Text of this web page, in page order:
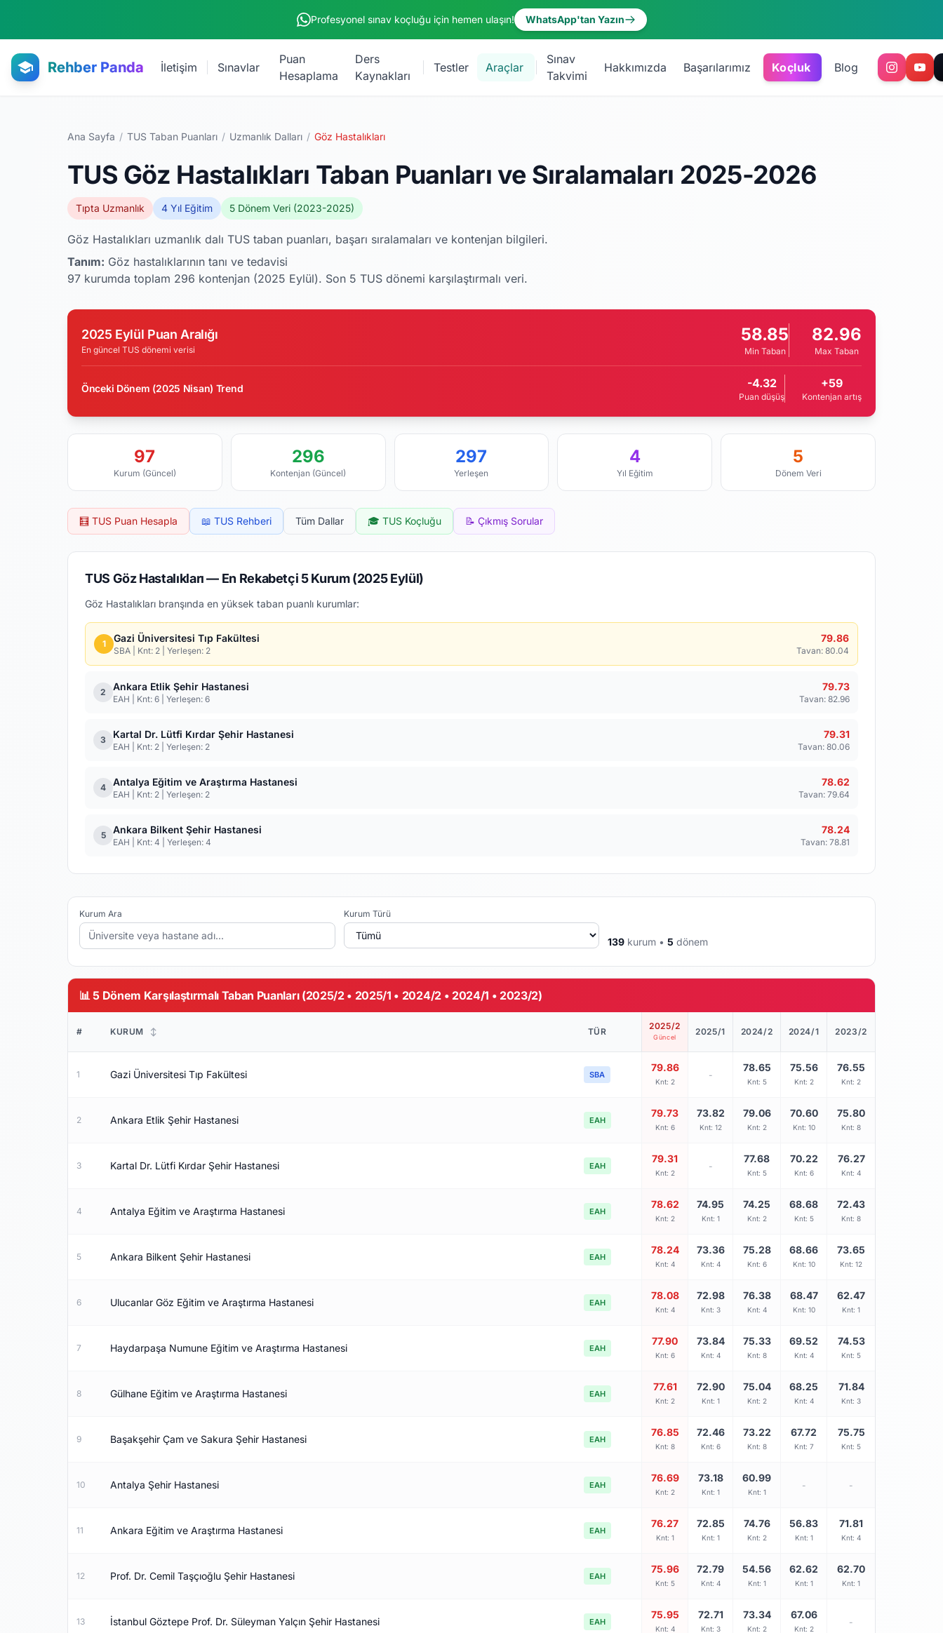
Profesyonel sınav koçluğu için hemen ulaşın! WhatsApp'tan Yazın
Rehber Panda İletişim Sınavlar
Puan
Hesaplama
Ders
Kaynakları
Testler Araçlar
Sınav
Takvimi
Hakkımızda Başarılarımız Koçluk Blog
Ana Sayfa / TUS Taban Puanları / Uzmanlık Dalları / Göz Hastalıkları
TUS Göz Hastalıkları Taban Puanları ve Sıralamaları 2025-2026
Tıpta Uzmanlık 4 Yıl Eğitim 5 Dönem Veri (2023-2025)
Göz Hastalıkları uzmanlık dalı TUS taban puanları, başarı sıralamaları ve kontenjan bilgileri.
Tanım: Göz hastalıklarının tanı ve tedavisi
97 kurumda toplam 296 kontenjan (2025 Eylül). Son 5 TUS dönemi karşılaştırmalı veri.
2025 Eylül Puan Aralığı
En güncel TUS dönemi verisi
58.85
Min Taban
82.96
Max Taban
Önceki Dönem (2025 Nisan) Trend -4.32
Puan düşüş
+59
Kontenjan artış
97
Kurum (Güncel)
296
Kontenjan (Güncel)
297
Yerleşen
4
Yıl Eğitim
5
Dönem Veri
🧮 TUS Puan Hesapla 📖 TUS Rehberi Tüm Dallar 🎓 TUS Koçluğu 📝 Çıkmış Sorular
TUS Göz Hastalıkları — En Rekabetçi 5 Kurum (2025 Eylül)
Göz Hastalıkları branşında en yüksek taban puanlı kurumlar:
1 Gazi Üniversitesi Tıp Fakültesi
SBA | Knt: 2 | Yerleşen: 2
79.86
Tavan: 80.04
2 Ankara Etlik Şehir Hastanesi
EAH | Knt: 6 | Yerleşen: 6
79.73
Tavan: 82.96
3 Kartal Dr. Lütfi Kırdar Şehir Hastanesi
EAH | Knt: 2 | Yerleşen: 2
79.31
Tavan: 80.06
4 Antalya Eğitim ve Araştırma Hastanesi
EAH | Knt: 2 | Yerleşen: 2
78.62
Tavan: 79.64
5 Ankara Bilkent Şehir Hastanesi
EAH | Knt: 4 | Yerleşen: 4
78.24
Tavan: 78.81
Kurum Ara Kurum Türü
139 kurum •5 dönem
📊 5 Dönem Karşılaştırmalı Taban Puanları (2025/2 • 2025/1 • 2024/2 • 2024/1 • 2023/2)
# KURUM ↕ TÜR
2025/2
Güncel
2025/1 2024/2 2024/1 2023/2
1 Gazi Üniversitesi Tıp Fakültesi SBA
79.86
Knt: 2
-
78.65
Knt: 5
75.56
Knt: 2
76.55
Knt: 2
2 Ankara Etlik Şehir Hastanesi EAH
79.73
Knt: 6
73.82
Knt: 12
79.06
Knt: 2
70.60
Knt: 10
75.80
Knt: 8
3 Kartal Dr. Lütfi Kırdar Şehir Hastanesi EAH
79.31
Knt: 2
-
77.68
Knt: 5
70.22
Knt: 6
76.27
Knt: 4
4 Antalya Eğitim ve Araştırma Hastanesi EAH
78.62
Knt: 2
74.95
Knt: 1
74.25
Knt: 2
68.68
Knt: 5
72.43
Knt: 8
5 Ankara Bilkent Şehir Hastanesi EAH
78.24
Knt: 4
73.36
Knt: 4
75.28
Knt: 6
68.66
Knt: 10
73.65
Knt: 12
6 Ulucanlar Göz Eğitim ve Araştırma Hastanesi EAH
78.08
Knt: 4
72.98
Knt: 3
76.38
Knt: 4
68.47
Knt: 10
62.47
Knt: 1
7 Haydarpaşa Numune Eğitim ve Araştırma Hastanesi EAH
77.90
Knt: 6
73.84
Knt: 4
75.33
Knt: 8
69.52
Knt: 4
74.53
Knt: 5
8 Gülhane Eğitim ve Araştırma Hastanesi EAH
77.61
Knt: 2
72.90
Knt: 1
75.04
Knt: 2
68.25
Knt: 4
71.84
Knt: 3
9 Başakşehir Çam ve Sakura Şehir Hastanesi EAH
76.85
Knt: 8
72.46
Knt: 6
73.22
Knt: 8
67.72
Knt: 7
75.75
Knt: 5
10 Antalya Şehir Hastanesi EAH
76.69
Knt: 2
73.18
Knt: 1
60.99
Knt: 1
- -
11 Ankara Eğitim ve Araştırma Hastanesi EAH
76.27
Knt: 1
72.85
Knt: 1
74.76
Knt: 2
56.83
Knt: 1
71.81
Knt: 4
12 Prof. Dr. Cemil Taşçıoğlu Şehir Hastanesi EAH
75.96
Knt: 5
72.79
Knt: 4
54.56
Knt: 1
62.62
Knt: 1
62.70
Knt: 1
13 İstanbul Göztepe Prof. Dr. Süleyman Yalçın Şehir Hastanesi EAH
75.95
Knt: 4
72.71
Knt: 3
73.34
Knt: 2
67.06
Knt: 2
-